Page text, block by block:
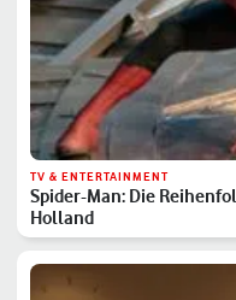
TV & ENTERTAINMENT
Spider-Man: Die
Holland